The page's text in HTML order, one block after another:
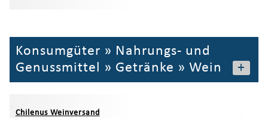
Konsumgüter » Nahrungs- und
Genussmittel
» Getränke » Wein +
Chilenus Weinversand